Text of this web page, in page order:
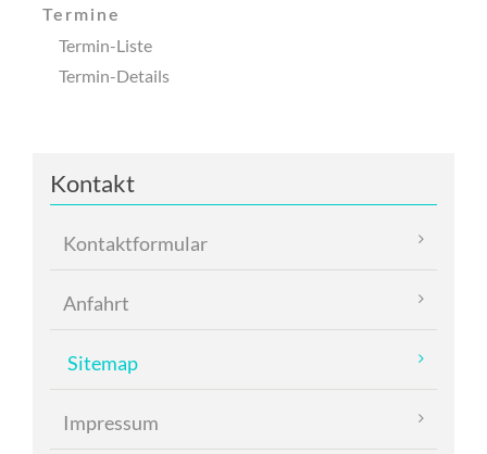
Newsletter
Abo
Liste
Termin-
Details
Termine
Termin-Liste
Termin-Details
Kontakt
Navigation
Kontaktformular
Anfahrt
Sitemap
Impressum